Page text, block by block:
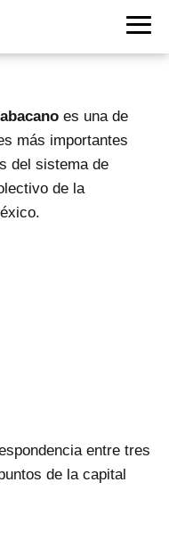
es una de
más importantes
del sistema de
de la
entre tres
de la capital